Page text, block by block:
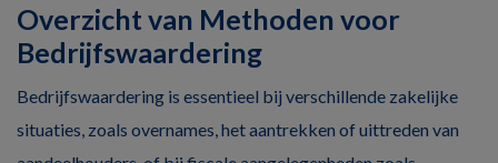
Overzicht van Methoden voor
Bedrijfswaardering
Bedrijfswaardering is essentieel bij verschillende zakelijke
situaties, zoals overnames, het aantrekken of uittreden van